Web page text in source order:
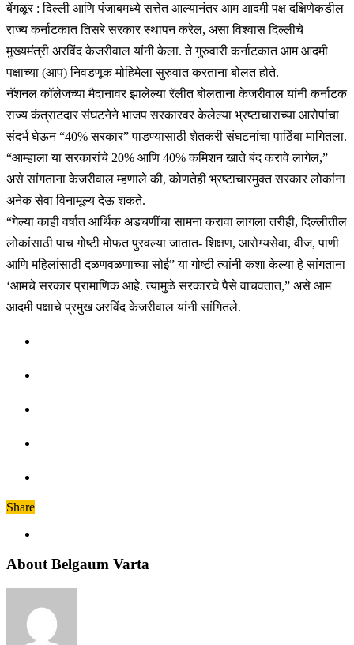
बेंगळूर : दिल्ली आणि पंजाबमध्ये सत्तेत आल्यानंतर आम आदमी पक्ष दक्षिणेकडील
राज्य कर्नाटकात तिसरे सरकार स्थापन करेल, असा विश्वास दिल्लीचे
मुख्यमंत्री अरविंद केजरीवाल यांनी केला. ते गुरुवारी कर्नाटकात आम आदमी
पक्षाच्या (आप) निवडणूक मोहिमेला सुरुवात करताना बोलत होते.
नॅशनल कॉलेजच्या मैदानावर झालेल्या रॅलीत बोलताना केजरीवाल यांनी कर्नाटक
राज्य कंत्राटदार संघटनेने भाजप सरकारवर केलेल्या भ्रष्टाचाराच्या आरोपांचा
संदर्भ घेऊन “40% सरकार” पाडण्यासाठी शेतकरी संघटनांचा पाठिंबा मागितला.
“आम्हाला या सरकारांचे 20% आणि 40% कमिशन खाते बंद करावे लागेल,”
असे सांगताना केजरीवाल म्हणाले की, कोणतेही भ्रष्टाचारमुक्त सरकार लोकांना
अनेक सेवा विनामूल्य देऊ शकते.
“गेल्या काही वर्षांत आर्थिक अडचणींचा सामना करावा लागला तरीही, दिल्लीतील
लोकांसाठी पाच गोष्टी मोफत पुरवल्या जातात- शिक्षण, आरोग्यसेवा, वीज, पाणी
आणि महिलांसाठी दळणवळणाच्या सोई” या गोष्टी त्यांनी कशा केल्या हे सांगताना
‘आमचे सरकार प्रामाणिक आहे. त्यामुळे सरकारचे पैसे वाचवतात,” असे आम
आदमी पक्षाचे प्रमुख अरविंद केजरीवाल यांनी सांगितले.
Share
About Belgaum Varta